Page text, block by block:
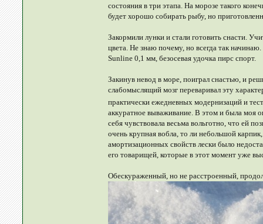
состояния в три этапа. На морозе такого
будет хорошо собирать рыбу, но
Закормили лунки и стали готовить снасти.
цвета. Не знаю почему, но всегда так
Sunline 0,1 мм, безосевая удочка пирс спорт.
Закинув невод в море, поиграл снастью, и
слабомыслящий мозг переваривал эту
практически ежедневных модернизаций и
аккуратное вываживание. В этом и была моя
себя чувствовала весьма вольготно, что ей
очень крупная вобла, то ли небольшой
амортизационных свойств лески было
его товарищей, которые в этот момент уже
Обескураженный, но не расстроенный,